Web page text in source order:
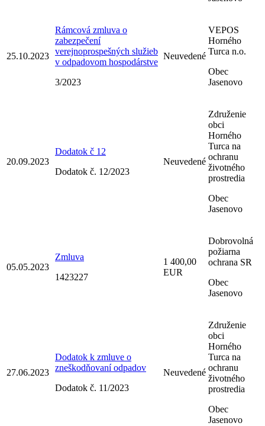
25.10.2023
Rámcová zmluva o
zabezpečení
verejnoprospešných služieb
v odpadovom hospodárstve
3/2023
Neuvedené
VEPOS
Horného
Turca n.o.
Obec
Jasenovo
20.09.2023
Dodatok č 12
Dodatok č. 12/2023
Neuvedené
Združenie
obci
Horného
Turca na
ochranu
životného
prostredia
Obec
Jasenovo
05.05.2023
Zmluva
1423227
1 400,00
EUR
Dobrovolná
požiarna
ochrana SR
Obec
Jasenovo
27.06.2023
Dodatok k zmluve o
zneškodňovaní odpadov
Dodatok č. 11/2023
Neuvedené
Združenie
obci
Horného
Turca na
ochranu
životného
prostredia
Obec
Jasenovo